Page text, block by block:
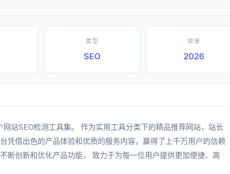
类型
SEO
收录
2026
站SEO检测工具集。 作为实用工具分类下的精品推荐网站，站长
凭借出色的产品体验和优质的服务内容，赢得了上千万用户的信赖
断创新和优化产品功能， 致力于为每一位用户提供更加便捷、高